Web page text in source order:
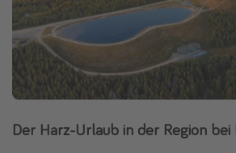
Der Harz-Urlaub in der Region bei